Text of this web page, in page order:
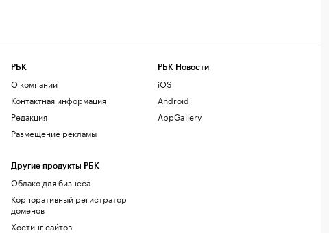
РБК
О компании
Контактная информация
Редакция
Размещение рекламы
Другие продукты РБК
Облако для бизнеса
Корпоративный регистратор
доменов
Хостинг сайтов
РБК Новости
iOS
Android
AppGallery